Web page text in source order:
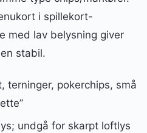
i spillekort-
med lav belysning giver
stabil.
terninger, pokerchips, små
undgå for skarpt loftlys